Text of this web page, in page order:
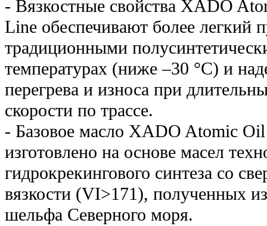
- Вязкостные свойства XADO
Line обеспечивают более легкий
традиционными
температурах (ниже –30 °C) и
перегрева и износа при
скорости по трассе.
- Базовое масло XADO Atomic
изготовлено на основе масел
гидрокрекингового синтеза со
вязкости (VI>171), полученных
шельфа Северного моря.